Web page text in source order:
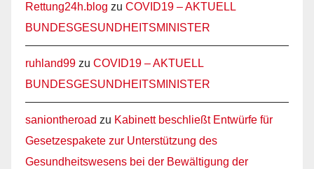
Rettung24h.blog zu COVID19 – AKTUELL
BUNDESGESUNDHEITSMINISTER
ruhland99 zu COVID19 – AKTUELL
BUNDESGESUNDHEITSMINISTER
saniontheroad zu Kabinett beschließt Entwürfe für
Gesetzespakete zur Unterstützung des
Gesundheitswesens bei der Bewältigung der